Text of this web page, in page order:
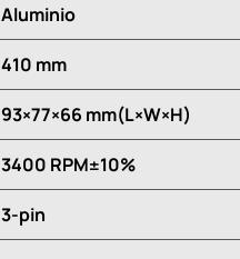
Aluminio
410 mm
93×77×66 mm(L×W×H)
3400 RPM±10%
3-pin